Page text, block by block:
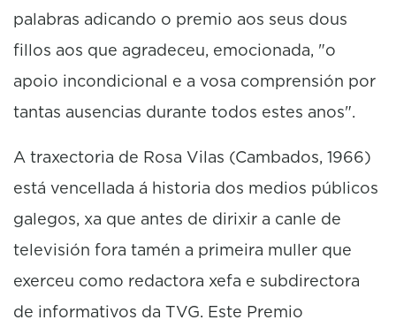
palabras adicando o premio aos seus dous
fillos aos que agradeceu, emocionada, "o
apoio incondicional e a vosa comprensión por
tantas ausencias durante todos estes anos".
A traxectoria de Rosa Vilas (Cambados, 1966)
está vencellada á historia dos medios públicos
galegos, xa que antes de dirixir a canle de
televisión fora tamén a primeira muller que
exerceu como redactora xefa e subdirectora
de informativos da TVG. Este Premio